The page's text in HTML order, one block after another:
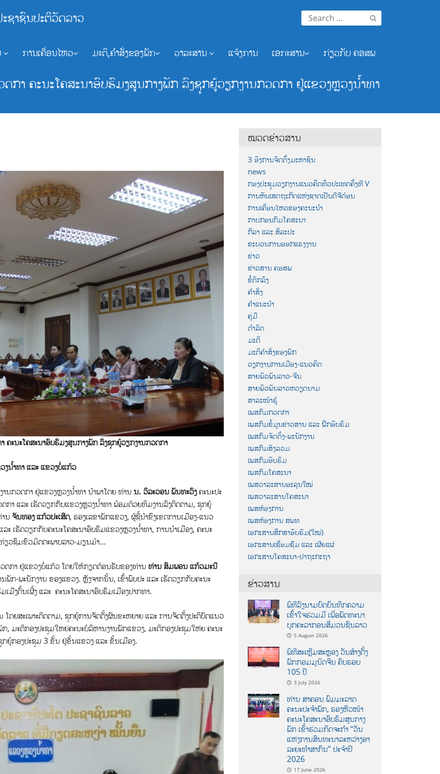
ຊາຊົນປະຕິວັດລາວ
Search
for:
ການເຄື່ອນໄຫວ ມະຕິ,ຄຳສັ່ງຂອງພັກ ວາລະສານ ແຈ້ງການ ເອກະສານ ກ່ຽວກັບ ຄອສພ
າ ຄະນະໂຄສະນາອົບຮົມງສູນກາງພັກ ລົງຊຸກຍູ້ວຽກງານກວດກາ ຢູ່ແຂວງຫຼວງນໍ້າທາ
ະນະໂຄສະນາອົບຮົມງສູນກາງພັກ ລົງຊຸກຍູ້ວຽກງານກວດກາ
ງນໍ້າທາ ແລະ ແຂວງບໍ່ແກ້ວ
ວດກາ ຢູ່ແຂວງຫຼວງນໍ້າທາ ນຳພາໂດຍ ທ່ານ ນ. ວິລະວອນ ພັນທະວົງຄະນະປະ
ກາ ແລະ ເຮັດວຽກກັບແຂວງຫຼວງນ້ຳທາ ພ້ອມດ້ວຍທິມງານລົງຕິດຕາມ, ຊຸກຍູ້
ນ ຈັນທອງ ແກ້ວປະເສີດ, ຮອງເລຂາພັກແຂວງ, ຜູ້ຊີ້ນໍາຂົງເຂດການເມືອງ-ແນວ
ເຮັດວຽກກັບຄະນະໂຄສະນາອົບຮົມແຂວງຫຼວງນ້ຳທາ, ການນຳເມືອງ, ຄະນະ
ທ່ຽວຊົມຂົວມິດຕະພາບລາວ-ມຽນມ້າ…
ກາ ຢູ່ແຂວງບໍ່ແກ້ວ ໂດຍໃຫ້ກຽດຕ້ອນຮັບຂອງທ່ານ ທ່ານ ສົມພອນ ແກ້ວມະນີ
ພັກ-ພະນັກງານ ຂອງແຂວງ. ຫຼັງຈາກນັ້ນ, ເຂົ້າພົບປະ ແລະ ເຮັດວຽກກັບຄະນະ
ມືງຕົ້ນເຜີ້ງ ແລະ ຄະນະໂຄສະນາອົບຮົມເມືອງປາກທາ.
ດຍສະເພາະຕິດຕາມ, ຊຸກຍູ້ການຈັດຕັ້ງຜັນຂະຫຍາຍ ແລະ ການຈັດຕັ້ງປະຕິບັດແນວ
, ມະຕິກອງປະຊຸມໃຫຍ່ຄະນະບໍລິຫານງານພັກແຂວງ, ມະຕິກອງປະຊຸມໃຫ່ຍ ຄະນະ
ກຍູ້ກອງປະຊຸມ 3 ຂັ້ນ ຢູ່ຂັ້ນແຂວງ ແລະ ຂັ້ນເມືອງ.
ໝວດຂ່າວສານ
3 ອົງການຈັດຕັ້ງມະຫາຊົນ
news
ກອງປະຊຸມວຽກງານແນວຄິດທົ່ວປະເທດຄັ້ງທີ V
ການຫັນເສດຖະກິດແຫ່ງຊາດເປັນດີຈີຕ໋ອນ
ການເຄື່ອນໄຫວຂອງຄະນະນຳ
ກາບກອນກົມໂຄສະນາ
ກິລາ ແລະ ສິລະປະ
ຂະບວນການອອກແຮງງານ
ຂ່າວ
ຂ່າວສານ ຄອສພ
ຂໍ້ຕົກລົງ
ຄຳສັ່ງ
ຄຳແນະນຳ
ຄູ່ມື
ດຳລັດ
ມະຕິ
ມະຕິຄຳສັ່ງຂອງພັກ
ວຽກງານການເມືອງ-ແນວຄິດ
ສາຍພົວພັນລາວ-ຈີນ
ສາຍພົວພັນລາວຫວຽດນາມ
ສາລະໜ້າຮູ້
ເພສກົມກວດກາ
ເພສກົມຂໍ້ມູນຂ່າວສານ ແລະ ຝຶກອົບຮົມ
ເພສກົມຈັດຕັ້ງ-ພະນັກງານ
ເພສກົມສັງລວມ
ເພສກົມອົບຮົມ
ເພສກົມໂຄສະນາ
ເພສວາລະສານອະລຸນໃໝ່
ເພສວາລະສານໂຄສະນາ
ເພສຫ້ອງການ
ເພສຫ້ອງການ ສພທ
ເອກະສານສຶກສາອົບຮົມ(ໃໝ່)
ເອກະສານເຊື່ອມຊືມ ແລະ ເຜີຍແຜ່
ເອກະສານໂຄສະນາ-ປາຖະກະຖາ
ຂ່າວສານ
ພິທີລົງນາມບົດບັນທຶກຄວາມ
ເຂົ້າໃຈຮ່ວມມື ເພື່ອພັດທະນາ
ບຸກຄະລາກອນສື່ມວນຊົນລາວ
5 August 2026
ພິທີສະເຫຼີມສະຫຼອງ ວັນສ້າງຕັ້ງ
ພັກກອມມູນິດຈີນ ຄົບຮອບ
105 ປີ
3 July 2026
ທ່ານ ສາຄອນ ພົມມະລາດ
ຄະນະປະຈໍາພັກ, ຮອງຫົວໜ້າ
ຄະນະໂຄສະນາອົບຮົມສູນກາງ
ພັກ ເຂົ້າຮ່ວມກິດຈະກຳ “ວັນ
ແຫ່ງການສົນທະນາລະຫວ່າງອາ
ລະຍະທຳສາກົນ” ປະຈຳປີ
2026
17 June 2026